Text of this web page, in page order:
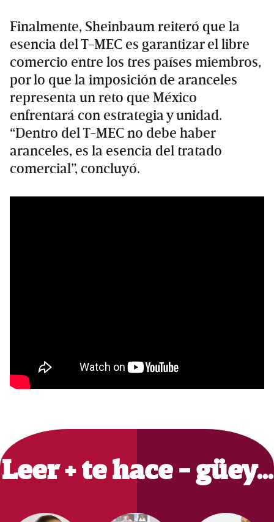
Finalmente, Sheinbaum reiteró que la
esencia del T-MEC es garantizar el libre
comercio entre los tres países miembros,
por lo que la imposición de aranceles
representa un reto que México
enfrentará con estrategia y unidad.
“Dentro del T-MEC no debe haber
aranceles, es la esencia del tratado
comercial”, concluyó.
Primary
Sidebar
Leer + te hace - güey…